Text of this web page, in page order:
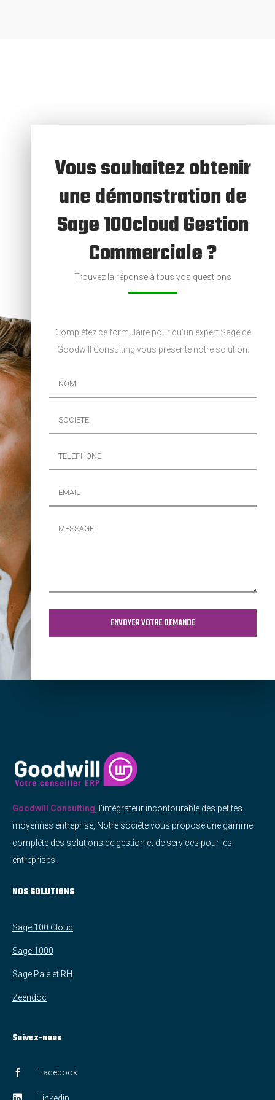
Vous souhaitez obtenir
une démonstration de
Sage 100cloud Gestion
Commerciale ?
Trouvez la réponse à tous vos questions
Complétez ce formulaire pour qu’un expert Sage de
Goodwill Consulting vous présente notre solution.
Goodwill Consulting , l’intégrateur incontourable des petites
moyennes entreprise, Notre sociéte vous propose une gamme
compléte des solutions de gestion et de services pour les
entreprises.
NOS SOLUTIONS
Sage 100 Cloud
Sage 1000
Sage Paie et RH
Zeendoc
Suivez-nous
Facebook